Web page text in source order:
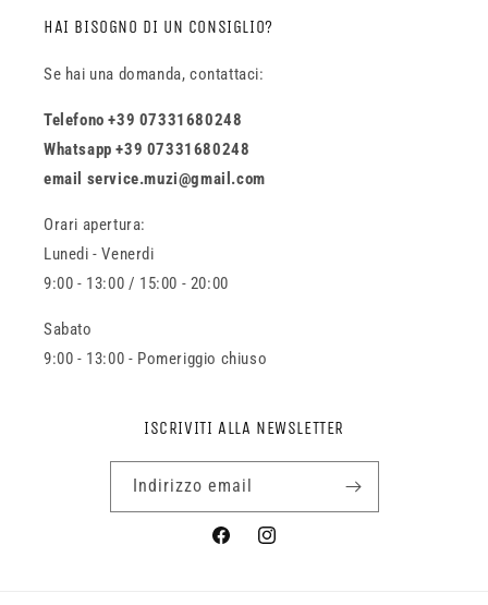
HAI BISOGNO DI UN CONSIGLIO?
Se hai una domanda, contattaci:
Telefono +39 07331680248
Whatsapp +39 07331680248
email service.muzi@gmail.com
Orari apertura:
Lunedi - Venerdi
9:00 - 13:00 / 15:00 - 20:00
Sabato
9:00 - 13:00 - Pomeriggio chiuso
ISCRIVITI ALLA NEWSLETTER
Indirizzo email
FacebookInstagram